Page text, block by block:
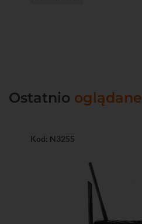
Ostatnio oglądane
Kod: N3255